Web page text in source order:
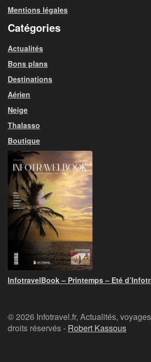
Mentions légales
Catégories
Actualités
Bons plans
Destinations
Aérien
Neige
Thalasso
Boutique
InfotravelBook – Printemps – Eté
© 2026 Infotravel.fr, Actualités,
droits réservés - Robert Kassous